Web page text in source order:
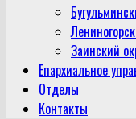
Заинский
Епархиальное
Отделы
Контакты